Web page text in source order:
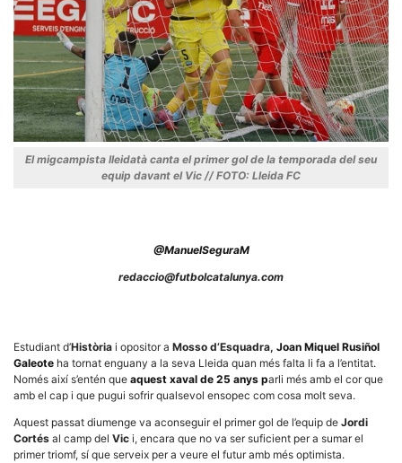
El migcampista lleidatà canta el primer gol de la temporada del seu
equip davant el Vic // FOTO: Lleida FC
@ManuelSeguraM
redaccio@futbolcatalunya.com
Estudiant d’Història i opositor a Mosso d’Esquadra, Joan Miquel Rusiñol
Galeote ha tornat enguany a la seva Lleida quan més falta li fa a l’entitat.
Només així s’entén que aquest xaval de 25 anys parli més amb el cor que
amb el cap i que pugui sofrir qualsevol ensopec com cosa molt seva.
Aquest passat diumenge va aconseguir el primer gol de l’equip de Jordi
Cortés al camp del Vic i, encara que no va ser suficient per a sumar el
primer triomf, sí que serveix per a veure el futur amb més optimista.
opcionals,
necessàries
Estadístiques
Recopilem
dades
estadístiques
de manera
anònima d'ús